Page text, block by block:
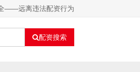
——远离违法配资行为
配资搜索